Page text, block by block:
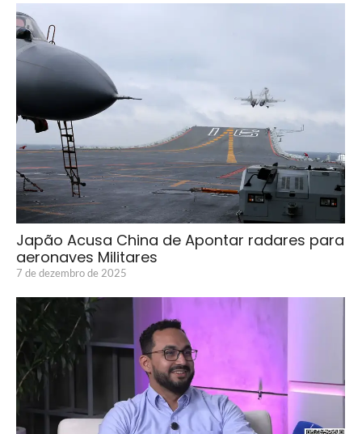
Japão Acusa China de Apontar radares para
aeronaves Militares
7 de dezembro de 2025